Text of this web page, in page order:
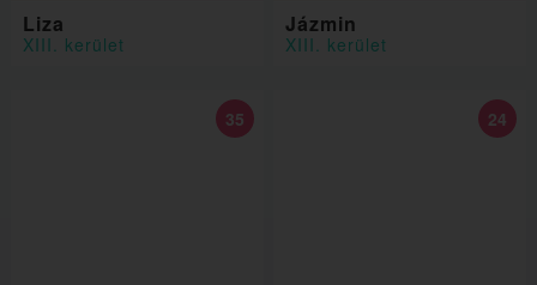
Liza
XIII. kerület
Jázmin
XIII. kerület
35 24